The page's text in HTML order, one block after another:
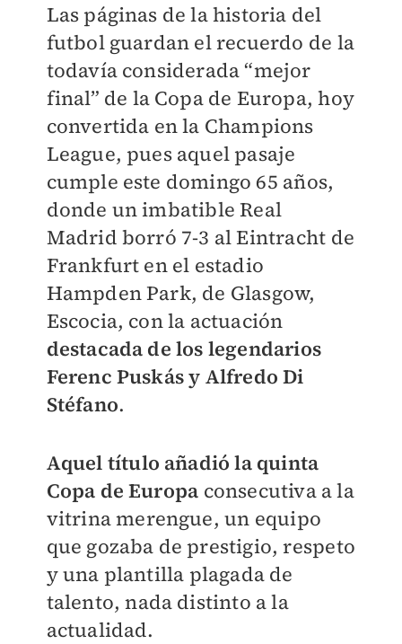
Las páginas de la historia del
futbol guardan el recuerdo de la
todavía considerada “mejor
final” de la Copa de Europa, hoy
convertida en la Champions
League, pues aquel pasaje
cumple este domingo 65 años,
donde un imbatible Real
Madrid borró 7-3 al Eintracht de
Frankfurt en el estadio
Hampden Park, de Glasgow,
Escocia, con la actuación
destacada de los legendarios
Ferenc Puskás y Alfredo Di
Stéfano.
Aquel título añadió la quinta
Copa de Europa consecutiva a la
vitrina merengue, un equipo
que gozaba de prestigio, respeto
y una plantilla plagada de
talento, nada distinto a la
actualidad.